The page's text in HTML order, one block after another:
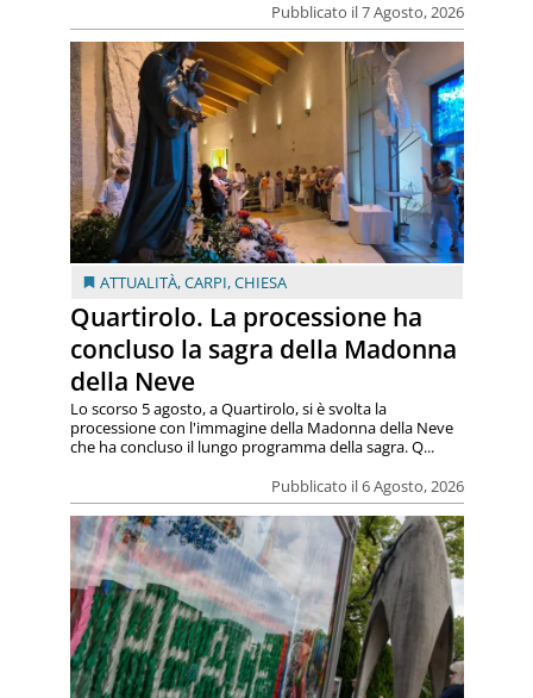
Pubblicato il 7 Agosto, 2026
ATTUALITÀ,CARPI,CHIESA
Quartirolo. La processione ha
concluso la sagra della Madonna
della Neve
Pubblicato il 6 Agosto, 2026
Lo scorso 5 agosto, a Quartirolo, si è svolta la
processione con l'immagine della Madonna della Neve
che ha concluso il lungo programma della sagra. Q...